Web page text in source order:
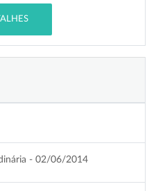
- 02/06/2014